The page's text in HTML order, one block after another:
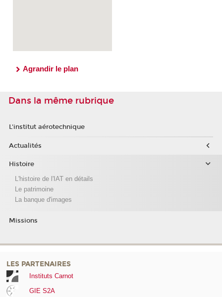
Agrandir le plan
Dans la même rubrique
L'institut aérotechnique
Actualités
Histoire
L'histoire de l'IAT en détails
Le patrimoine
La banque d'images
Missions
LES PARTENAIRES
Instituts Carnot
GIE S2A